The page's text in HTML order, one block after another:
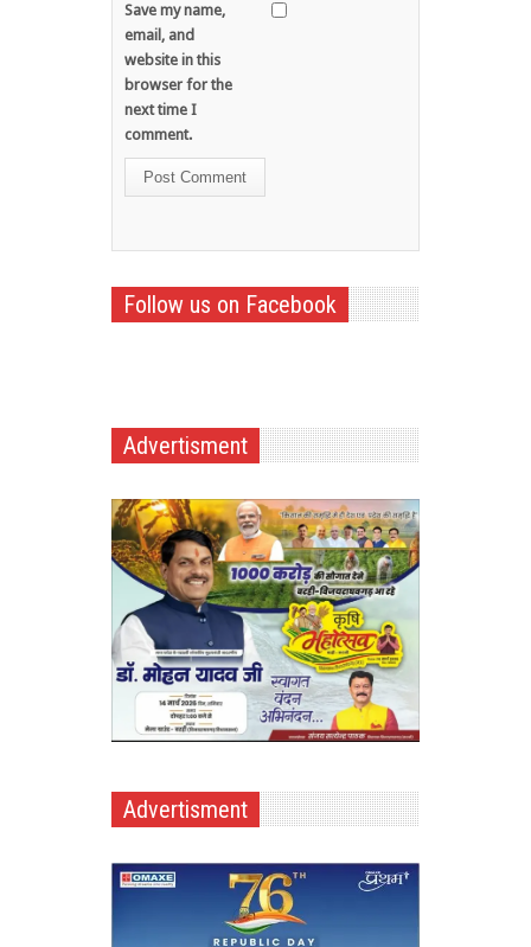
Save my name,
email, and
website in this
browser for the
next time I
comment.
Follow us on Facebook
Advertisment
Advertisment